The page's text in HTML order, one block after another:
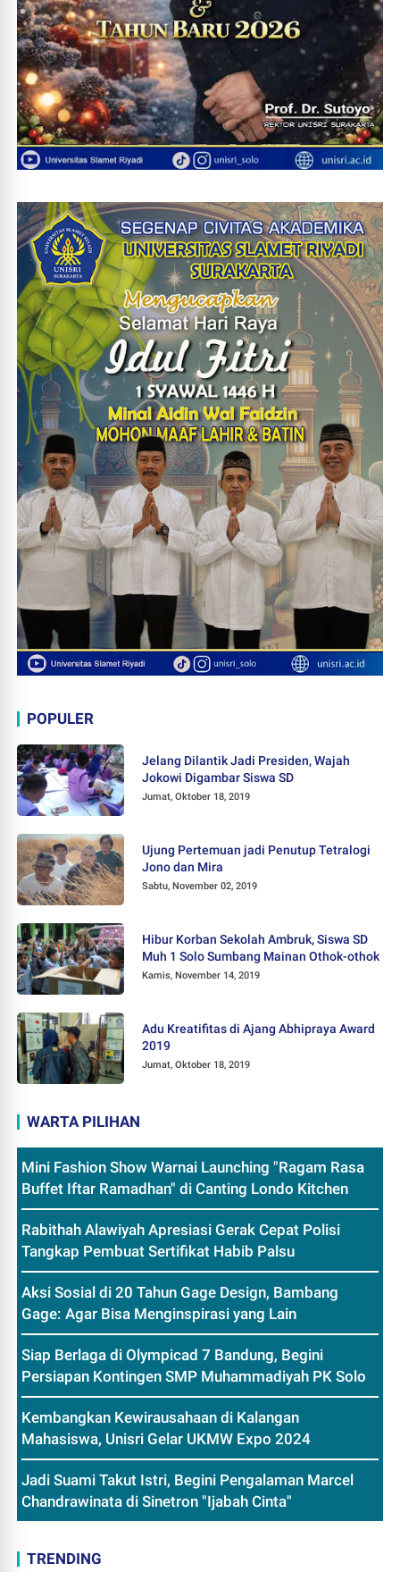
POPULER
Jelang Dilantik Jadi Presiden, Wajah
Jokowi Digambar Siswa SD
Jumat, Oktober 18, 2019
Ujung Pertemuan jadi Penutup Tetralogi
Jono dan Mira
Sabtu, November 02, 2019
Hibur Korban Sekolah Ambruk, Siswa SD
Muh 1 Solo Sumbang Mainan Othok-othok
Kamis, November 14, 2019
Adu Kreatifitas di Ajang Abhipraya Award
2019
Jumat, Oktober 18, 2019
WARTA PILIHAN
Mini Fashion Show Warnai Launching "Ragam Rasa
Buffet Iftar Ramadhan" di Canting Londo Kitchen
Rabithah Alawiyah Apresiasi Gerak Cepat Polisi
Tangkap Pembuat Sertifikat Habib Palsu
Aksi Sosial di 20 Tahun Gage Design, Bambang
Gage: Agar Bisa Menginspirasi yang Lain
Siap Berlaga di Olympicad 7 Bandung, Begini
Persiapan Kontingen SMP Muhammadiyah PK Solo
Kembangkan Kewirausahaan di Kalangan
Mahasiswa, Unisri Gelar UKMW Expo 2024
Jadi Suami Takut Istri, Begini Pengalaman Marcel
Chandrawinata di Sinetron "Ijabah Cinta"
TRENDING